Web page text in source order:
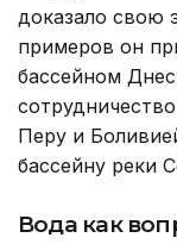
доказало свою
примеров он
бассейном
Перу и
бассейну реки
Вода как